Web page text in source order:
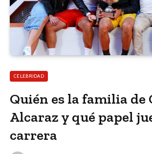
CELEBRIDAD
Quién es la familia de
Alcaraz y qué papel
carrera